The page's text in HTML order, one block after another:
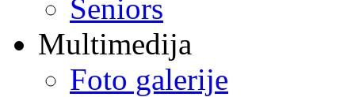
Seniors
Multimedija
Foto galerije